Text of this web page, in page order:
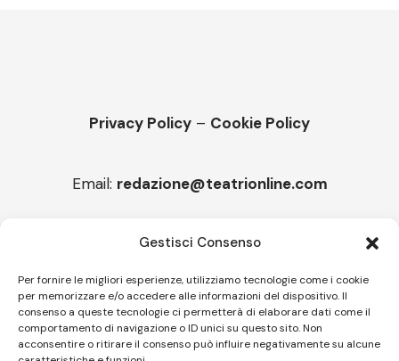
Gestisci Consenso
Per fornire le migliori esperienze, utilizziamo tecnologie come i cookie
per memorizzare e/o accedere alle informazioni del dispositivo. Il
consenso a queste tecnologie ci permetterà di elaborare dati come il
comportamento di navigazione o ID unici su questo sito. Non
acconsentire o ritirare il consenso può influire negativamente su alcune
Privacy Policy – Cookie Policy
Email: redazione@teatrionline.com
“Color fest” torna in Calabria